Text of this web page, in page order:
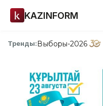
KAZINFORM
Тренды:Выборы-2026